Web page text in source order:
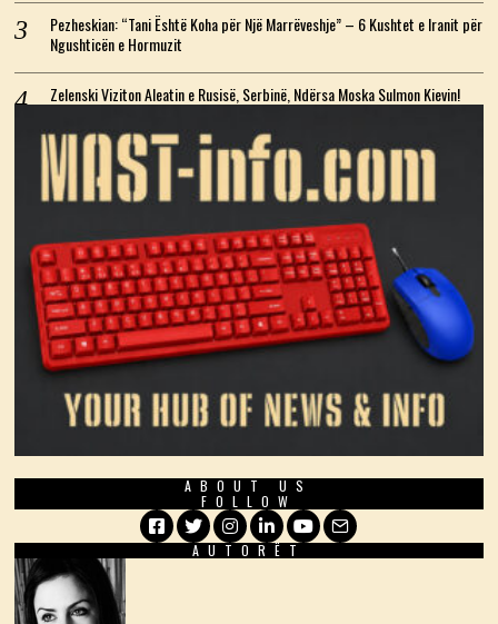
Pezheskian: “Tani Është Koha për Një Marrëveshje” – 6 Kushtet e Iranit për
Ngushticën e Hormuzit
Zelenski Viziton Aleatin e Rusisë, Serbinë, Ndërsa Moska Sulmon Kievin!
ABOUT US
FOLLOW
Facebook
TwitterInstagram
LinkedIn
YouTube
Email
AUTORËT